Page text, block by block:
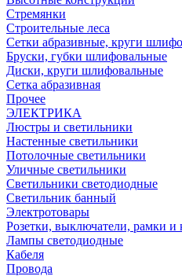
Стремянки
Строительные леса
Сетки абразивные, круги
Бруски, губки шлифовальные
Диски, круги шлифовальные
Сетка абразивная
Прочее
ЭЛЕКТРИКА
Люстры и светильники
Настенные светильники
Потолочные светильники
Уличные светильники
Светильники светодиодные
Светильник банный
Электротовары
Розетки, выключатели, рамки
Лампы светодиодные
Кабеля
Провода